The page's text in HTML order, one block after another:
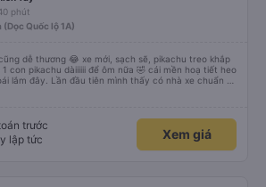
phút
(Dọc Quốc lộ 1A)
dễ thương 😂 xe mới, sạch sẽ, pikachu treo khắp
con pikachu dàiiiiii để ôm nữa 🤣 cái mền hoạ tiết heo
lắm đây. Lần đầu tiên mình thấy có nhà xe chuẩn bị
Có 2 ông bà cụ lên xe còn được nv dẫn tới tận nơi để
trước
lập tức
Xem giá